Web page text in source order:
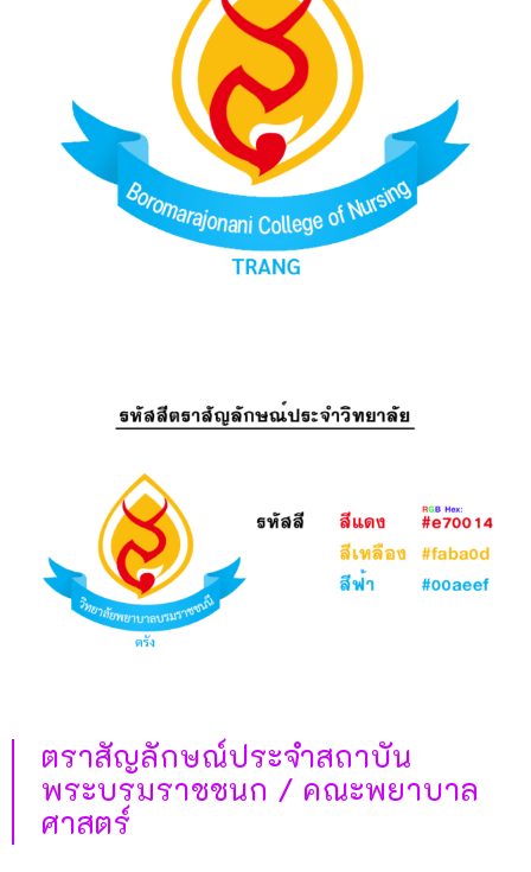
ตราสัญลักษณ์ประจำสถาบัน
พระบรมราชชนก / คณะพยาบาล
ศาสตร์